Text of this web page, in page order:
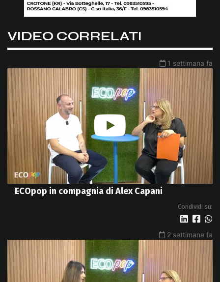
VIDEO CORRELATI
1 settimana fa
ECOpop in compagnia di Alex Capani
Condividi su:
2 settimane fa